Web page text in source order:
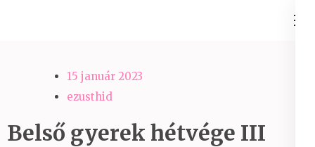
15 január 2023
ezusthid
Belső gyerek hétvége III